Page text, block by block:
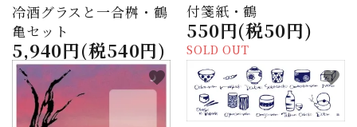
冷酒グラスと一合桝・鶴
亀セット
5,940円(税540円)
付箋紙・鶴
550円(税50円)
SOLD OUT
favorite favorite